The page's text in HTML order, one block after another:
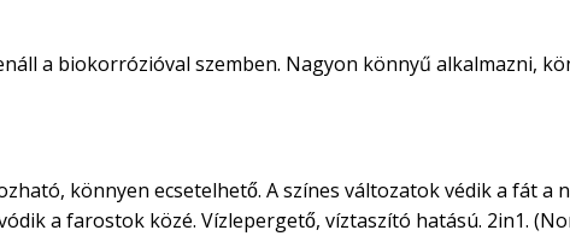
a biokorrózióval szemben. Nagyon könnyű alkalmazni,
könnyen ecsetelhető. A színes változatok védik a fát a
a farostok közé. Vízlepergető, víztaszító hatású. 2in1.